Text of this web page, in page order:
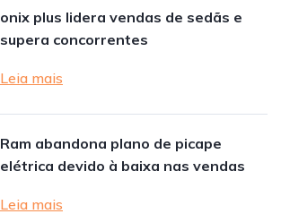
onix plus lidera vendas de sedãs e
supera concorrentes
Leia mais
Ram abandona plano de picape
elétrica devido à baixa nas vendas
Leia mais